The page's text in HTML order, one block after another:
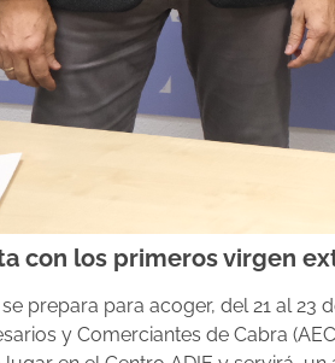
con los primeros virgen
prepara para acoger, del 21 al
y Comerciantes de Cabra